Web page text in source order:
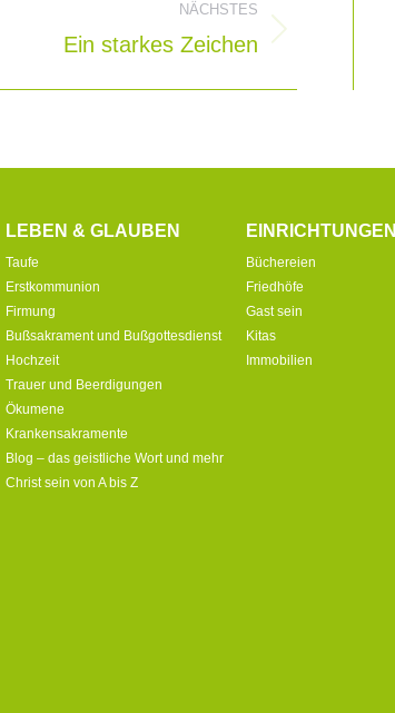
NÄCHSTES
Ein starkes Zeichen
LEBEN & GLAUBEN
Taufe
Erstkommunion
Firmung
Bußsakrament und Bußgottesdienst
Hochzeit
Trauer und Beerdigungen
Ökumene
Krankensakramente
Blog – das geistliche Wort und mehr
Christ sein von A bis Z
EINRICHTUNGEN
Büchereien
Friedhöfe
Gast sein
Kitas
Immobilien